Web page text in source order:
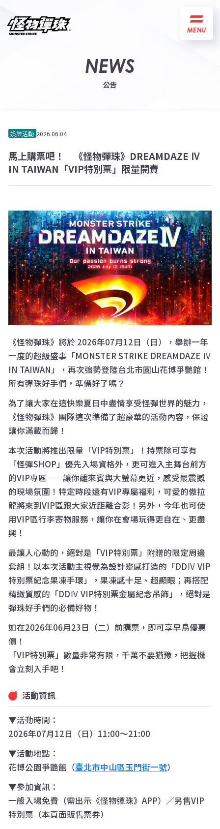
MENU
NEWS
公告
娛樂活動 2026.06.04
馬上購票吧！ 《怪物彈珠》DREAMDAZE Ⅳ
IN TAIWAN「VIP特別票」限量開賣
《怪物彈珠》將於 2026年07月12日（日），舉辦一年
一度的超級盛事「MONSTER STRIKE DREAMDAZE Ⅳ
IN TAIWAN」，再次強勢登陸台北市圓山花博爭艷館！
所有彈珠好手們，準備好了嗎？
為了讓大家在這快樂夏日中盡情享受怪彈世界的魅力，
《怪物彈珠》團隊這次準備了超豪華的活動內容，保證
讓你滿載而歸！
本次活動將推出限量「VIP特別票」！持票除可享有
「怪彈SHOP」優先入場資格外，更可進入主舞台前方
的VIP專區——讓你離來賓與大螢幕更近，感受最震撼
的現場氛圍！特定時段還有VIP專屬福利，可愛的傲拉
龍將來到VIP區跟大家近距離合影！另外，今年也可使
用VIP區行李寄物服務，讓你在會場玩得更自在、更盡
興！
最讓人心動的，絕對是「VIP特別票」附贈的限定周邊
套組！以本次活動主視覺為設計靈感打造的「DDⅣ VIP
特別票紀念果凍手環」，果凍感十足、超顯眼；再搭配
精緻質感的「DDⅣ VIP特別票金屬紀念吊飾」，絕對是
彈珠好手們的必備好物！
如在2026年06月23日（二）前購票，即可享早鳥優惠
價！
「VIP特別票」數量非常有限，千萬不要猶豫，把握機
會立刻入手吧！
活動資訊
▼活動時間：
2026年07月12日（日）11:00～21:00
▼活動地點：
花博公園爭艷館（臺北市中山區玉門街一號）
▼參加資訊：
一般入場免費（需出示《怪物彈珠》APP）／另售VIP
特別票（本頁面販售票券）